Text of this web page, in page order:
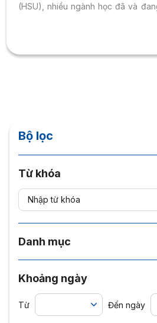
(HSU), nhiều ngành học đã và
Bộ lọc
Từ khóa
Danh mục
Khoảng ngày
Từ Đến ngày